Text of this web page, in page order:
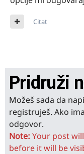
Citat
Pridruži
Možeš sada da
registruješ. Ako
odgovor.
Note: Your post
before it will be